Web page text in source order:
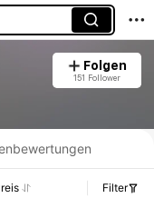
Folgen
151 Follower
Filter